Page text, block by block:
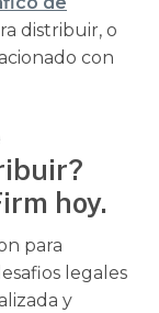
distribuir, o
con
hoy.
para
legales
y